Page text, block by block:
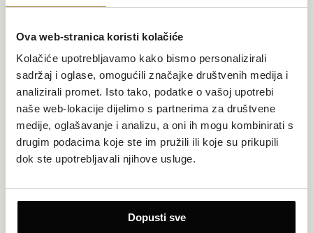
Ova web-stranica koristi kolačiće
Kolačiće upotrebljavamo kako bismo personalizirali
sadržaj i oglase, omogućili značajke društvenih medija i
analizirali promet. Isto tako, podatke o vašoj upotrebi
naše web-lokacije dijelimo s partnerima za društvene
medije, oglašavanje i analizu, a oni ih mogu kombinirati s
drugim podacima koje ste im pružili ili koje su prikupili
dok ste upotrebljavali njihove usluge.
Dopusti sve